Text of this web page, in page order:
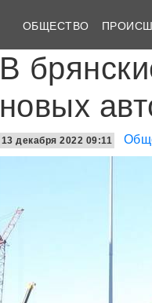
ОБЩЕСТВО
В
новых
13 декабря 2022 09:11